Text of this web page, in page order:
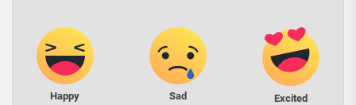
Happy Sad Excited